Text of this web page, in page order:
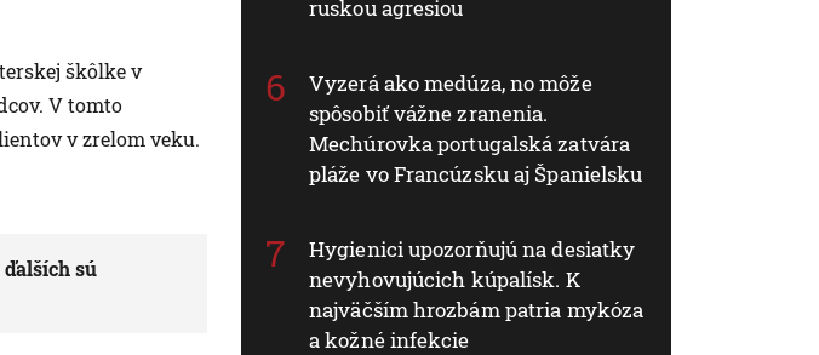
škôlke v
V tomto
v zrelom veku.
sú
ruskou agresiou
Vyzerá ako medúza, no môže
spôsobiť vážne zranenia.
Mechúrovka portugalská zatvára
pláže vo Francúzsku aj Španielsku
Hygienici upozorňujú na desiatky
nevyhovujúcich kúpalísk. K
najväčším hrozbám patria mykóza
a kožné infekcie